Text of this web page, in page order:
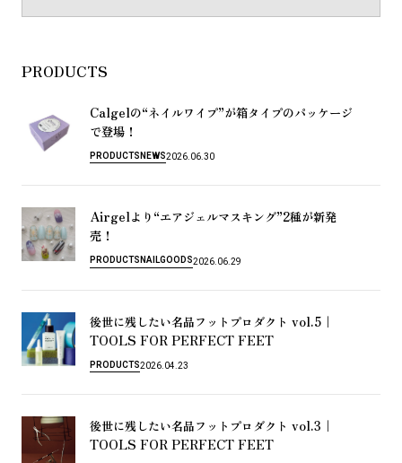
PRODUCTS
Calgelの“ネイ ルワ イ プ”が箱タ イ プのパ ッ ケージ
で登場 ！
PRODUCTS NEWS2026.06.30
Airgelよ り “エアジェルマスキング”2種が新発
売 ！
PRODUCTS NAILGOODS2026.06.29
後世に残 したい名品フ ッ ト プロ ダク ト vol.5｜
TOOLS FOR PERFECT FEET
PRODUCTS2026.04.23
後世に残 したい名品フ ッ ト プロ ダク ト vol.3｜
TOOLS FOR PERFECT FEET